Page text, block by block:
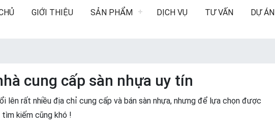
GIỚI THIỆU SẢN PHẨM DỊCH VỤ TƯ VẤN DỰ ÁN
cung cấp sàn nhựa uy tín
lên rất nhiều địa chỉ cung cấp và bán sàn nhựa, nhưng để lựa chọn được
kiếm cũng khó !